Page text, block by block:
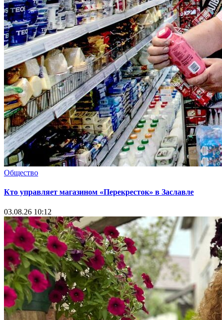
Общество
Кто управляет магазином «Перекресток» в Заславле
03.08.26 10:12